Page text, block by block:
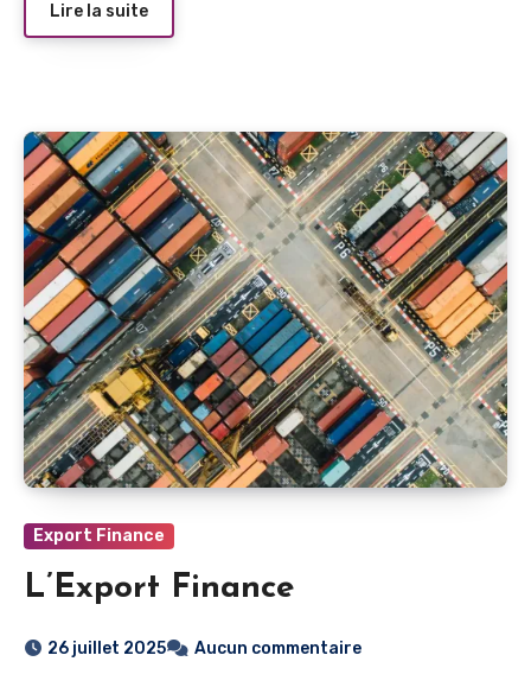
Lire la suite
Export Finance
L’Export Finance
26 juillet 2025 Aucun commentaire